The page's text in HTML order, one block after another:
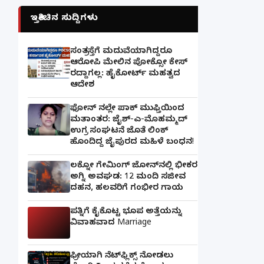
ಇತ್ತೀಚಿನ ಸುದ್ದಿಗಳು
ಸಂತ್ರಸ್ತೆಗೆ ಮದುವೆಯಾಗಿದ್ದರೂ
ಆರೋಪಿ ಮೇಲಿನ ಪೋಕ್ಸೋ ಕೇಸ್
ರದ್ದಾಗಲ್ಲ: ಹೈಕೋರ್ಟ್ ಮಹತ್ವದ
ಆದೇಶ
ಫೋನ್ ನಲ್ಲೇ ಪಾಕ್ ಮುಫ್ತಿಯಿಂದ
ಮತಾಂತರ: ಜೈಶ್-ಎ-ಮೊಹಮ್ಮದ್
ಉಗ್ರ ಸಂಘಟನೆ ಜೊತೆ ಲಿಂಕ್
ಹೊಂದಿದ್ದ ಜೈಪುರದ ಮಹಿಳೆ ಬಂಧನ!
ಲಕ್ನೋ ಗೇಮಿಂಗ್ ಜೋನ್‌ನಲ್ಲಿ ಭೀಕರ
ಅಗ್ನಿ ಅವಘಡ: 12 ಮಂದಿ ಸಜೀವ
ದಹನ, ಹಲವರಿಗೆ ಗಂಭೀರ ಗಾಯ
ಪತ್ನಿಗೆ ಕೈಕೊಟ್ಟ ಭೂಪ ಅತ್ತೆಯನ್ನು
ವಿವಾಹವಾದ Marriage
ಫ್ರೀಯಾಗಿ ನೆಟ್‌ಫ್ಲಿಕ್ಸ್ ನೋಡಲು